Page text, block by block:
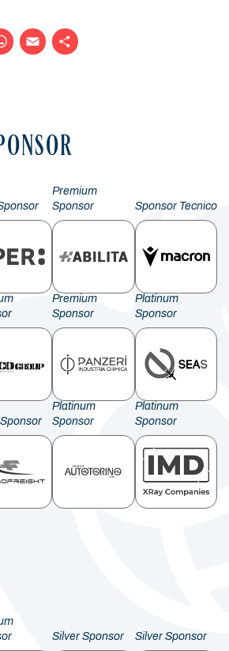
Premium
Sponsor
Sponsor Tecnico
Premium
Sponsor
Platinum
Sponsor
Platinum
Sponsor
Platinum
Sponsor
Silver Sponsor Silver Sponsor